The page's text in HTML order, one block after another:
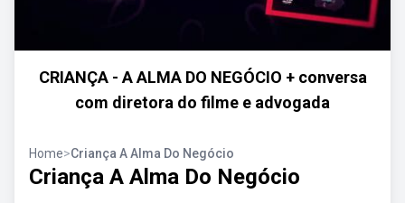
CRIANÇA - A ALMA DO NEGÓCIO + conversa
com diretora do filme e advogada
Home>Criança A Alma Do Negócio
Criança A Alma Do Negócio